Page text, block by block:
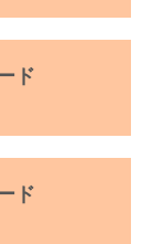
ド
ド